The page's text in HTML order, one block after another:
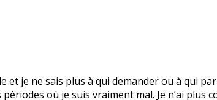
et je ne sais plus à qui demander ou à qui
où je suis vraiment mal. Je n’ai plus